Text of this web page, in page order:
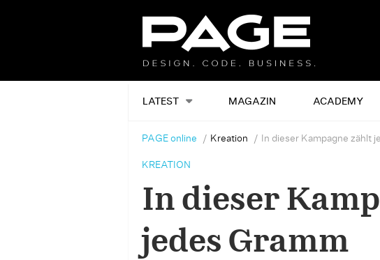
LATEST MAGAZIN ACADEMY
PAGE online Kreation In dieser Kampagne zählt
KREATION
In dieser
jedes Gramm